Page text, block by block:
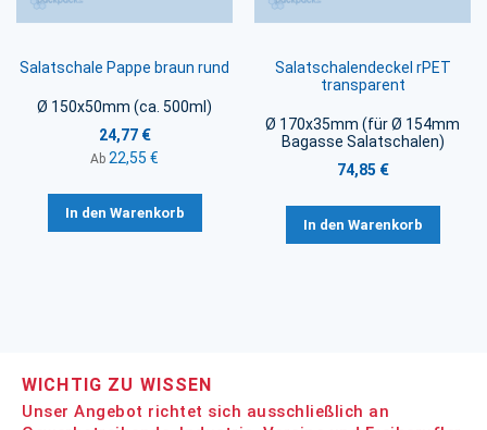
Salatschale Pappe braun rund
Ø 150x50mm (ca. 500ml)
24,77 €
Ab 22,55 €
In den Warenkorb
Salatschalendeckel rPET
transparent
Ø 170x35mm (für Ø 154mm
Bagasse Salatschalen)
74,85 €
In den Warenkorb
WICHTIG ZU WISSEN
Unser Angebot richtet sich ausschließlich an